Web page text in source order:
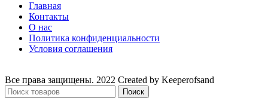
Главная
Контакты
О нас
Политика конфиденциальности
Условия соглашения
Все права защищены. 2022 Created by Keeperofsand
Поиск